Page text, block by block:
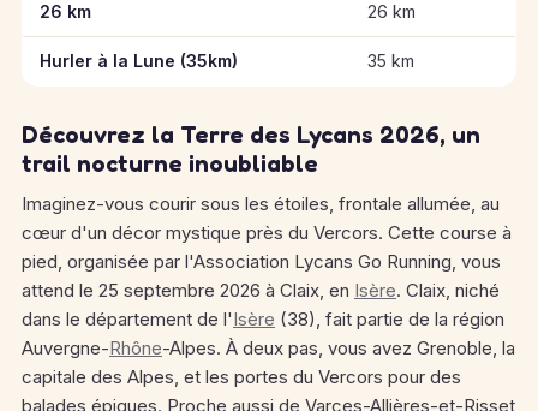
26 km 26 km
Hurler à la Lune (35km) 35 km
Découvrez la Terre des Lycans 2026, un
trail nocturne inoubliable
Imaginez-vous courir sous les étoiles, frontale allumée, au
cœur d'un décor mystique près du Vercors. Cette course à
pied, organisée par l'Association Lycans Go Running, vous
attend le 25 septembre 2026 à Claix, en Isère. Claix, niché
dans le département de l'Isère (38), fait partie de la région
Auvergne-Rhône-Alpes. À deux pas, vous avez Grenoble, la
capitale des Alpes, et les portes du Vercors pour des
balades épiques. Proche aussi de Varces-Allières-et-Risset